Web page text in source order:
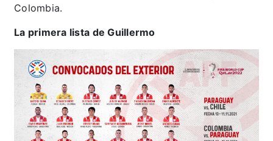
Colombia.
La primera lista de Guillermo